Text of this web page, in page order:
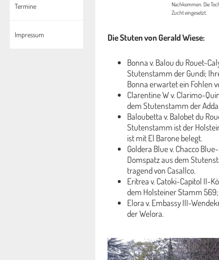
Termine
Impressum
Nachkommen. Die
Zucht eingesetzt.
Die Stuten von Gerald Wiese:
Bonna v. Balou du Rouet-
Stutenstamm der Gundi;
Bonna erwartet ein Fohlen
Clarentine W v. Clarimo-
dem Stutenstamm der
Baloubetta v. Balobet du
Stutenstamm ist der
ist mit El Barone belegt.
Goldera Blue v. Chacco
Domspatz aus dem
tragend von Casallco.
Eritrea v. Catoki-Capitol II-
dem Holsteiner Stamm
Elora v. Embassy III-
der Welora.